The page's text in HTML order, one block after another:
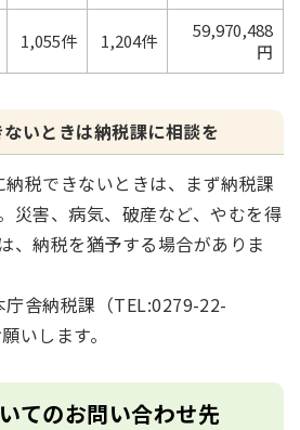
1,055件 1,204件
59,970,488
円
いときは納税課に相談を
税できないときは、まず納税課
災害、病気、破産など、やむを得
、納税を猶予する場合がありま
庁舎納税課（TEL:0279-22-
いします。
てのお問い合わせ先